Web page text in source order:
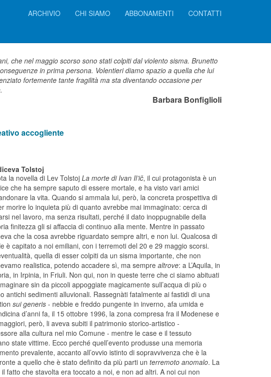
ARCHIVIO CHI SIAMO ABBONAMENTI CONTATTI
che nel maggio scorso sono stati colpiti dal violento sisma. Brunetto
in prima persona. Volentieri diamo spazio a quella che lui
fortemente tante fragilità ma sta diventando occasione per
Barbara Bonfiglioli
accogliente
Tolstoj
la novella di Lev TolstojLa morte di Ivan Il’ič, il cui protagonista è un
che ha sempre saputo di essere mortale, e ha visto vari amici
la vita. Quando si ammala lui, però, la concreta prospettiva di
morire lo inquieta più di quanto avrebbe mai immaginato: cerca di
nel lavoro, ma senza risultati, perché il dato inoppugnabile della
finitezza gli si affaccia di continuo alla mente. Mentre in passato
che la cosa avrebbe riguardato sempre altri, e non lui. Qualcosa di
è capitato a noi emiliani, con i terremoti del 20 e 29 maggio scorsi.
quella di esser colpiti da un sisma importante, che non
realistica, potendo accadere sì, ma semprealtrove: a L’Aquila, in
in Irpinia, in Friuli. Non qui, non in queste terre che ci siamo abituati
sin da piccoli appoggiate magicamente sull’acqua di più o
antichi sedimenti alluvionali. Rassegnàti fatalmente ai fastidi di una
sui generis - nebbie e freddo pungente in inverno, afa umida e
d’anni fa, il 15 ottobre 1996, la zona compresa fra il Modenese e
però, li aveva subiti il patrimonio storico-artistico -
alla cultura nel mio Comune - mentre le case e il tessuto
state vittime. Ecco perché quell’evento produsse una memoria
prevalente, accanto all’ovvio istinto di sopravvivenza che è la
a quello che è stato definito da più parti un terremoto anomalo. La
fatto che stavolta era toccato a noi, e non ad altri. A noi cui non